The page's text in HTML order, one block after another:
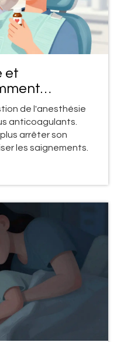
et
en
de l'anesthésie
anticoagulants.
arrêter son
les saignements.